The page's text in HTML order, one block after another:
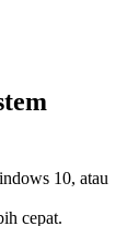
10, atau
cepat.